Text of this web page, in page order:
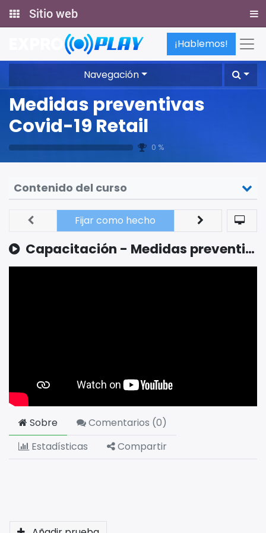
Sitio web
¡Hablemos!
Navegación
Medidas preventivas
Covid-19 Retail
0 %
Contenido del curso
Capacitación - Medidas preventivas Covid 19 Retail
Fijar como hecho
Sobre Comentarios (0)
Estadísticas
Compartir